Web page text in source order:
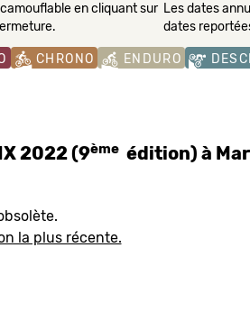
en cliquant sur Les dates
dates
CHRONO ENDURO
2022 (9èmeédition) à
la plus récente.